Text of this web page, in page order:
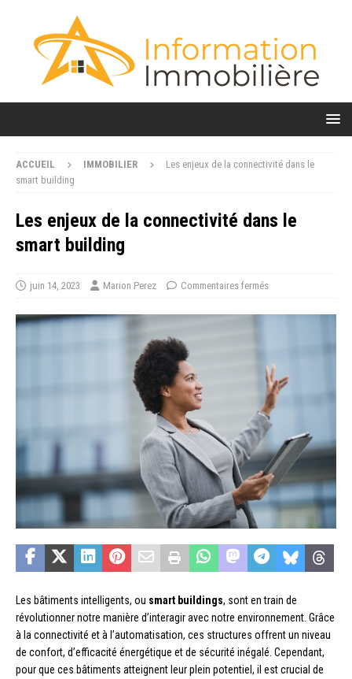
ACCUEIL IMMOBILIER
Les enjeux de la connectivité dans le
smart building
Les enjeux de la connectivité dans le
smart building
juin 14, 2023 Marion Perez Commentaires fermés
Les bâtiments intelligents, ou smart buildings, sont en train de
révolutionner notre manière d’interagir avec notre environnement. Grâce
à la connectivité et à l’automatisation, ces structures offrent un niveau
de confort, d’efficacité énergétique et de sécurité inégalé. Cependant,
pour que ces bâtiments atteignent leur plein potentiel, il est crucial de